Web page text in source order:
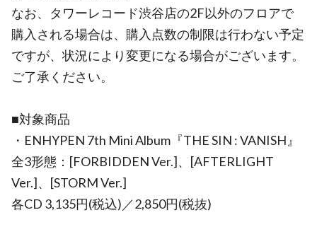
なお、タワーレコード渋谷店の2F以外のフロアで
購入される場合は、購入点数の制限は行わない予定
ですが、状況により変更になる場合がございます。
ご了承ください。
■対象商品
・ENHYPEN 7th Mini Album『THE SIN : VANISH』
全3形態：[FORBIDDEN Ver.]、[AFTERLIGHT
Ver.]、[STORM Ver.]
各CD 3,135円(税込)／2,850円(税抜)